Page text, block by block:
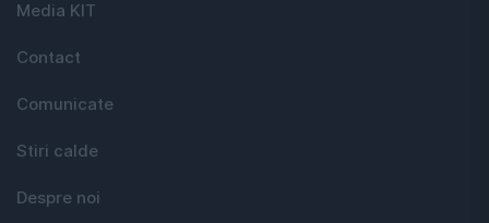
Media KIT
Contact
Comunicate
Stiri calde
Despre noi